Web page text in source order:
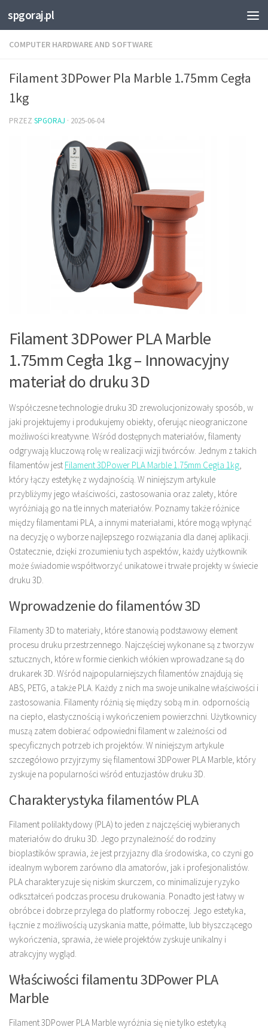
Przejdź do treści
spgoraj.pl
COMPUTER HARDWARE AND SOFTWARE
Filament 3DPower Pla Marble 1.75mm Cegła
1kg
PRZEZ SPGORAJ · 2025-06-04
Filament 3DPower PLA Marble
1.75mm Cegła 1kg – Innowacyjny
materiał do druku 3D
Współczesne technologie druku 3D zrewolucjonizowały sposób, w
jaki projektujemy i produkujemy obiekty, oferując nieograniczone
możliwości kreatywne. Wśród dostępnych materiałów, filamenty
odgrywają kluczową rolę w realizacji wizji twórców. Jednym z takich
filamentów jest Filament 3DPower PLA Marble 1.75mm Cegła 1kg,
który łączy estetykę z wydajnością. W niniejszym artykule
przybliżymy jego właściwości, zastosowania oraz zalety, które
wyróżniają go na tle innych materiałów. Poznamy także różnice
między filamentami PLA, a innymi materiałami, które mogą wpłynąć
na decyzję o wyborze najlepszego rozwiązania dla danej aplikacji.
Ostatecznie, dzięki zrozumieniu tych aspektów, każdy użytkownik
może świadomie współtworzyć unikatowe i trwałe projekty w świecie
druku 3D.
Wprowadzenie do filamentów 3D
Filamenty 3D to materiały, które stanowią podstawowy element
procesu druku przestrzennego. Najczęściej wykonane są z tworzyw
sztucznych, które w formie cienkich włókien wprowadzane są do
drukarek 3D. Wśród najpopularniejszych filamentów znajdują się
ABS, PETG, a także PLA. Każdy z nich ma swoje unikalne właściwości i
zastosowania. Filamenty różnią się między sobą m.in. odpornością
na ciepło, elastycznością i wykończeniem powierzchni. Użytkownicy
muszą zatem dobierać odpowiedni filament w zależności od
specyficznych potrzeb ich projektów. W niniejszym artykule
szczegółowo przyjrzymy się filamentowi 3DPower PLA Marble, który
zyskuje na popularności wśród entuzjastów druku 3D.
Charakterystyka filamentów PLA
Filament polilaktydowy (PLA) to jeden z najczęściej wybieranych
materiałów do druku 3D. Jego przynależność do rodziny
bioplastików sprawia, że jest przyjazny dla środowiska, co czyni go
idealnym wyborem zarówno dla amatorów, jak i profesjonalistów.
PLA charakteryzuje się niskim skurczem, co minimalizuje ryzyko
odkształceń podczas procesu drukowania. Ponadto jest łatwy w
obróbce i dobrze przylega do platformy roboczej. Jego estetyka,
łącznie z możliwością uzyskania matte, półmatte, lub błyszczącego
wykończenia, sprawia, że wiele projektów zyskuje unikalny i
atrakcyjny wygląd.
Właściwości filamentu 3DPower PLA
Marble
Filament 3DPower PLA Marble wyróżnia się nie tylko estetyką